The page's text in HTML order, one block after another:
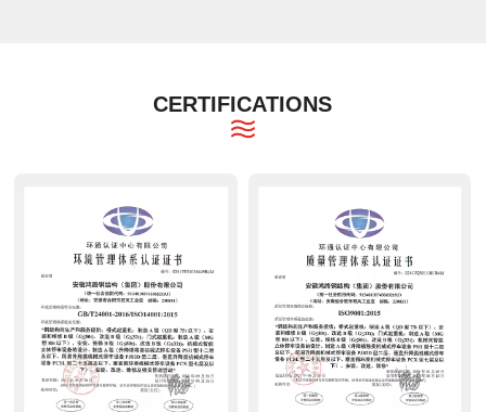
CERTIFICATIONS